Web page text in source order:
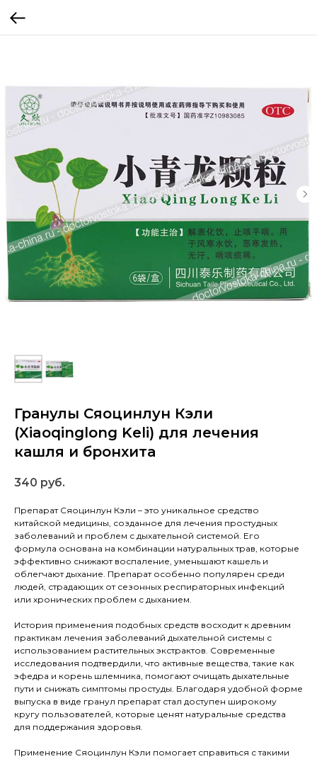
Гранулы Сяоцинлун Кэли
(Xiaoqinglong Keli) для лечения
кашля и бронхита
340 руб.
Препарат Сяоцинлун Кэли – это уникальное средство
китайской медицины, созданное для лечения простудных
заболеваний и проблем с дыхательной системой. Его
формула основана на комбинации натуральных трав, которые
эффективно снижают воспаление, уменьшают кашель и
облегчают дыхание. Препарат особенно популярен среди
людей, страдающих от сезонных респираторных инфекций
или хронических проблем с дыханием.
История применения подобных средств восходит к древним
практикам лечения заболеваний дыхательной системы с
использованием растительных экстрактов. Современные
исследования подтвердили, что активные вещества, такие как
эфедра и корень шлемника, помогают очищать дыхательные
пути и снижать симптомы простуды. Благодаря удобной форме
выпуска в виде гранул препарат стал доступен широкому
кругу пользователей, которые ценят натуральные средства
для поддержания здоровья.
Применение Сяоцинлун Кэли помогает справиться с такими